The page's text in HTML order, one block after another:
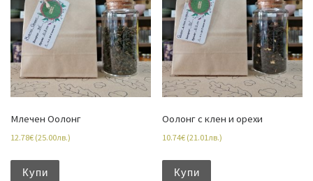
Млечен Оолонг
12.78€ (25.00лв.)
Купи
Оолонг с клен и орехи
10.74€ (21.01лв.)
Купи